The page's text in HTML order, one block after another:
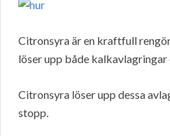
Citronsyra är en kraftfull
löser upp både
Citronsyra löser upp dessa
stopp.